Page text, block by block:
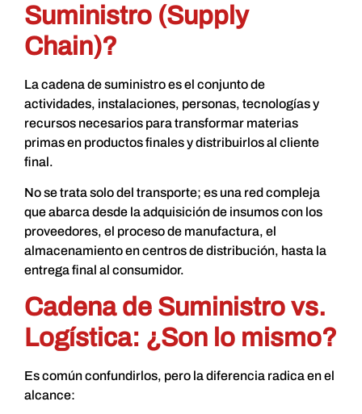
Suministro (Supply
Chain)?
La cadena de suministro es el conjunto de
actividades, instalaciones, personas, tecnologías y
recursos necesarios para transformar materias
primas en productos finales y distribuirlos al cliente
final.
No se trata solo del transporte; es una red compleja
que abarca desde la adquisición de insumos con los
proveedores, el proceso de manufactura, el
almacenamiento en centros de distribución, hasta la
entrega final al consumidor.
Cadena de Suministro vs.
Logística: ¿Son lo mismo?
Es común confundirlos, pero la diferencia radica en el
alcance: